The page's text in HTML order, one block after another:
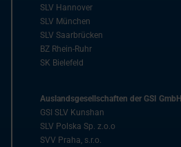
SLV Hannover
SLV München
SLV Saarbrücken
BZ Rhein-Ruhr
SK Bielefeld
Auslandsgesellschaften der GSI GmbH
GSI SLV Kunshan
SLV Polska Sp. z.o.o
SVV Praha, s.r.o.